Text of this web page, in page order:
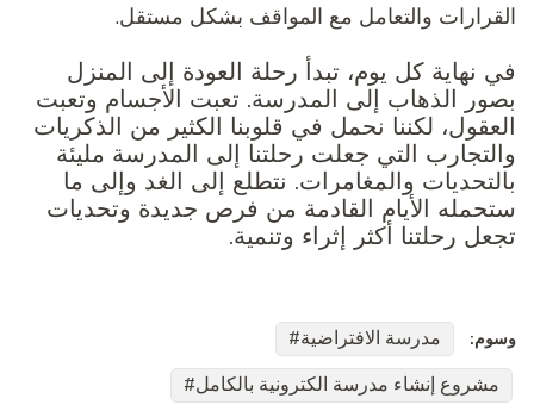
القرارات والتعامل مع المواقف بشكل مستقل.
في نهاية كل يوم، تبدأ رحلة العودة إلى المنزل
بصور الذهاب إلى المدرسة. تعبت الأجسام وتعبت
العقول، لكننا نحمل في قلوبنا الكثير من الذكريات
والتجارب التي جعلت رحلتنا إلى المدرسة مليئة
بالتحديات والمغامرات. نتطلع إلى الغد وإلى ما
ستحمله الأيام القادمة من فرص جديدة وتحديات
تجعل رحلتنا أكثر إثراء وتنمية.
وسوم:
مدرسة الافتراضية
مشروع إنشاء مدرسة الكترونية بالكامل